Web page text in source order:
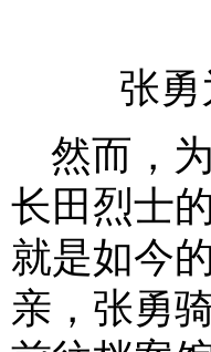
张
然而，
长田烈士
就是如今
亲，张勇